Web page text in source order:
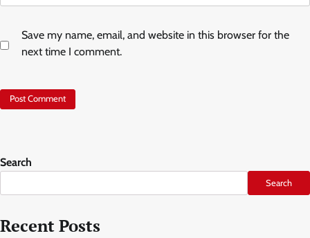
Save my name, email, and website in this browser for the
next time I comment.
Search
Search
Recent Posts